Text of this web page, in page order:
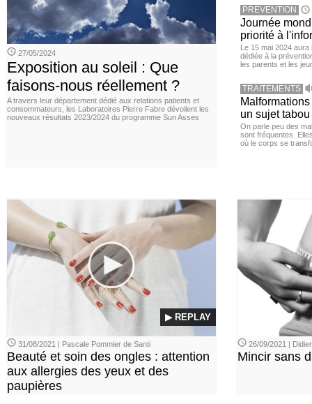
27/05/2024
Exposition au soleil : Que
faisons-nous réellement ?
A travers leur département dédié aux relations patients et
consommateurs, les Laboratoires Pierre Fabre dévoilent les
nouveaux résultats 2023/2024 du programme Sun Asses
PREVENTION
Journée
priorité à
Le 15 mai 2024 aura
dédiée à la
les parents et les
TRAITEMENTS
un sujet tabou
On parle peu des
sont fréquentes.
où le corps se
▶ REPLAY
31/08/2021 | Pascale Pommier de Santi
Beauté et soin des ongles : attention
aux allergies des yeux et des
paupières
26/09/2021 |
Mincir sans